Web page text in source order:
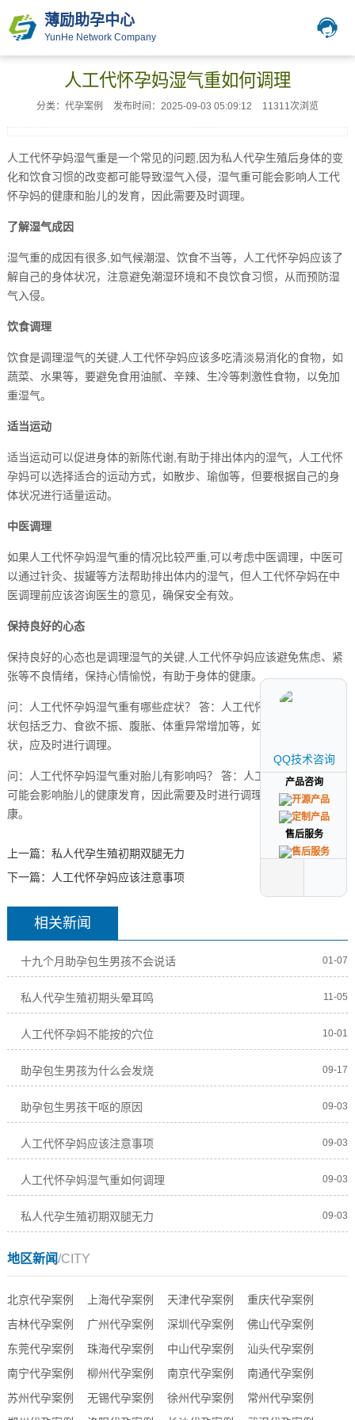
薄励助孕中心
YunHe Network Company
人工代怀孕妈湿气重如何调理
分类：代孕案例 发布时间：2025-09-03 05:09:12 11311次浏览
人工代怀孕妈湿气重是一个常见的问题,因为私人代孕生殖后身体的变
化和饮食习惯的改变都可能导致湿气入侵，湿气重可能会影响人工代
怀孕妈的健康和胎儿的发育，因此需要及时调理。
了解湿气成因
湿气重的成因有很多,如气候潮湿、饮食不当等，人工代怀孕妈应该了
解自己的身体状况，注意避免潮湿环境和不良饮食习惯，从而预防湿
气入侵。
饮食调理
饮食是调理湿气的关键,人工代怀孕妈应该多吃清淡易消化的食物，如
蔬菜、水果等，要避免食用油腻、辛辣、生冷等刺激性食物，以免加
重湿气。
适当运动
适当运动可以促进身体的新陈代谢,有助于排出体内的湿气，人工代怀
孕妈可以选择适合的运动方式，如散步、瑜伽等，但要根据自己的身
体状况进行适量运动。
中医调理
如果人工代怀孕妈湿气重的情况比较严重,可以考虑中医调理，中医可
以通过针灸、拔罐等方法帮助排出体内的湿气，但人工代怀孕妈在中
医调理前应该咨询医生的意见，确保安全有效。
保持良好的心态
保持良好的心态也是调理湿气的关键,人工代怀孕妈应该避免焦虑、紧
张等不良情绪，保持心情愉悦，有助于身体的健康。
问：人工代怀孕妈湿气重有哪些症状？ 答：人工代怀孕妈湿气重的症
状包括乏力、食欲不振、腹胀、体重异常增加等，如果出现这些症
状，应及时进行调理。
问：人工代怀孕妈湿气重对胎儿有影响吗？ 答：人工代怀孕妈湿气重
可能会影响胎儿的健康发育，因此需要及时进行调理，保持身体健
康。
上一篇： 私人代孕生殖初期双腿无力
下一篇：
人工代怀孕妈应该注意事项
相关新闻
十九个月助孕包生男孩不会说话 01-07
私人代孕生殖初期头晕耳鸣 11-05
人工代怀孕妈不能按的穴位 10-01
助孕包生男孩为什么会发烧 09-17
助孕包生男孩干呕的原因 09-03
人工代怀孕妈应该注意事项 09-03
人工代怀孕妈湿气重如何调理 09-03
私人代孕生殖初期双腿无力 09-03
地区新闻/CITY
北京代孕案例 上海代孕案例 天津代孕案例
重庆代孕案例
吉林代孕案例
广州代孕案例 深圳代孕案例
佛山代孕案例
东莞代孕案例
珠海代孕案例 中山代孕案例
汕头代孕案例
南宁代孕案例
柳州代孕案例 南京代孕案例
南通代孕案例
苏州代孕案例
无锡代孕案例 徐州代孕案例
常州代孕案例
QQ技术咨询
产品咨询
售后服务
QQ技术咨询
产品咨询
售后服务